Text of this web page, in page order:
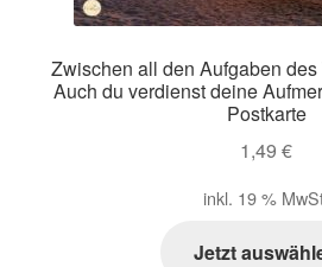
Zwischen all den Aufgaben des
Auch du verdienst deine
Postkarte
1,49 €
inkl. 19 %
Jetzt